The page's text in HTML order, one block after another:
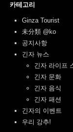
카테고리
Ginza Tourist
未分類 @ko
공지사항
긴자 뉴스
긴자 라이프
긴자 문화
긴자 음식
긴자 패션
긴자의 이벤트
우리 강추!